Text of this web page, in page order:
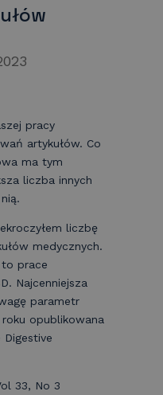
pracy
artykułów. Co
ma tym
liczba innych
liczbę
medycznych.
prace
Najcenniejsza
parametr
opublikowana